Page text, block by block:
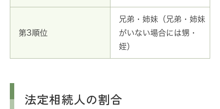
第3順位
兄弟・姉妹（兄弟・姉妹
がいない場合には甥・
姪）
法定相続人の割合